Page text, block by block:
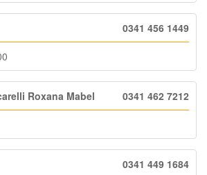
0341 456 1449
Roxana Mabel 0341 462 7212
0341 449 1684